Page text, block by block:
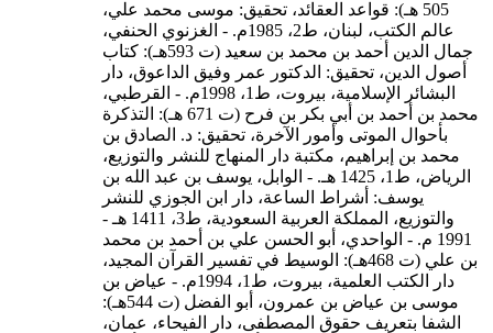
505 هـ): قواعد العقائد، تحقيق: موسى محمد علي،
عالم الكتب، لبنان، ط2، 1985م. - الغزنوي الحنفي،
جمال الدين أحمد بن محمد بن سعيد (ت 593هـ): كتاب
أصول الدين، تحقيق: الدكتور عمر وفيق الداعوق، دار
البشائر الإسلامية، بيروت، ط1، 1998م. - القرطبي،
محمد بن أحمد بن أبي بكر بن فرح (ت 671 هـ): التذكرة
بأحوال الموتى وأمور الآخرة، تحقيق: د. الصادق بن
محمد بن إبراهيم، مكتبة دار المنهاج للنشر والتوزيع،
الرياض، ط1، 1425 هـ. - الوابل، يوسف بن عبد الله بن
يوسف: أشراط الساعة، دار ابن الجوزي للنشر
والتوزيع، المملكة العربية السعودية، ط3، 1411 هـ -
1991 م. - الواحدي، أبو الحسن علي بن أحمد بن محمد
بن علي (ت 468هـ): الوسيط في تفسير القرآن المجيد،
دار الكتب العلمية، بيروت، ط1، 1994م. - عياض بن
موسى بن عياض بن عمرون، أبو الفضل (ت 544هـ):
الشفا بتعريف حقوق المصطفى، دار الفيحاء، عمان،